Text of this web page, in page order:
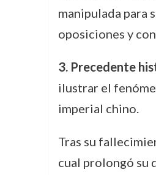
manipulada para
oposiciones y
3. Precedente
ilustrar el
imperial chino.
Tras su
cual prolongó su